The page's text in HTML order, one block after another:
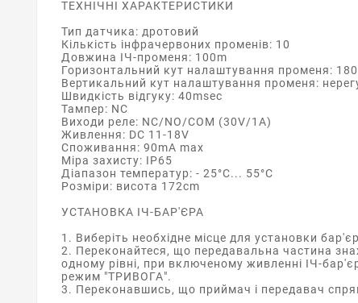
ТЕХНІЧНІ ХАРАКТЕРИСТИКИ
Тип датчика: дротовий
Кількість інфрачервоних променів: 10
Довжина ІЧ-променя: 100m
Горизонтальний кут налаштування променя: 180
Вертикальний кут налаштування променя:
Швидкість відгуку: 40msec
Тампер: NC
Виходи реле: NC/NO/COM (30V/1A)
Живлення: DC 11-18V
Споживання: 90mA max
Міра захисту: IP65
Діапазон температур: - 25°C... 55°C
Розміри: висота 172cm
УСТАНОВКА ІЧ-БАР'ЄРА
1. Виберіть необхідне місце для установки
2. Переконайтеся, що передавальна частина
одному рівні, при включеному живленні ІЧ-
режим "ТРИВОГА".
3. Переконавшись, що приймач і передавач